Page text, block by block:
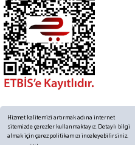
Hizmet kalitemizi artırmak adına internet
sitemizde çerezler kullanmaktayız. Detaylı bilgi
almak için çerez politikamızı inceleyebilirsiniz.